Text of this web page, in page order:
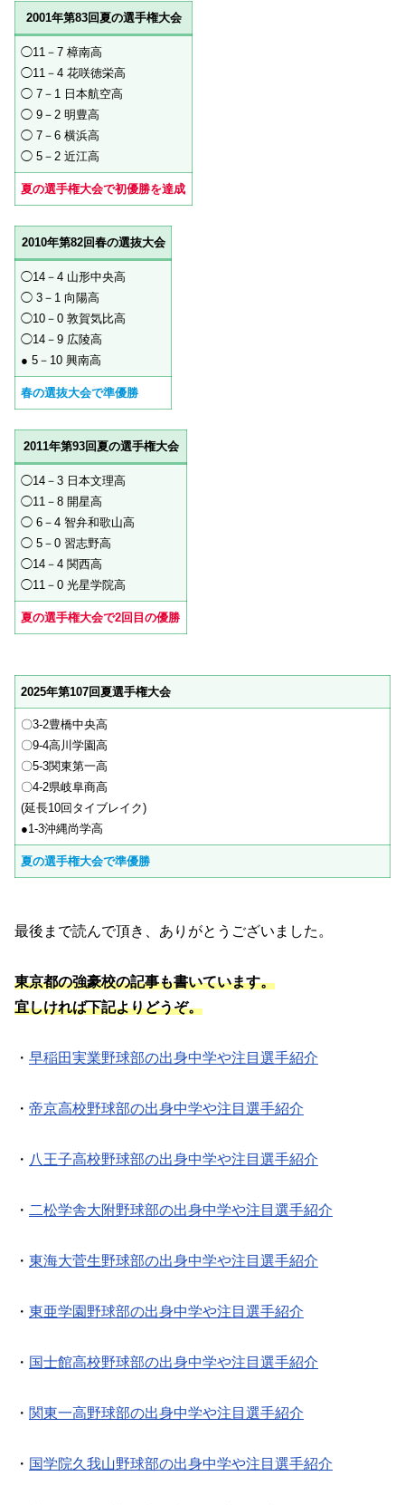
2001年第83回夏の選手権大会
◯11－7 樟南高
◯11－4 花咲徳栄高
◯ 7－1 日本航空高
◯ 9－2 明豊高
◯ 7－6 横浜高
◯ 5－2 近江高
夏の選手権大会で初優勝を達成
2010年第82回春の選抜大会
◯14－4 山形中央高
◯ 3－1 向陽高
◯10－0 敦賀気比高
◯14－9 広陵高
● 5－10 興南高
春の選抜大会で準優勝
2011年第93回夏の選手権大会
◯14－3 日本文理高
◯11－8 開星高
◯ 6－4 智弁和歌山高
◯ 5－0 習志野高
◯14－4 関西高
◯11－0 光星学院高
夏の選手権大会で2回目の優勝
2025年第107回夏選手権大会
〇3-2豊橋中央高
〇9-4高川学園高
〇5-3関東第一高
〇4-2県岐阜商高
(延長10回タイブレイク)
●1-3沖縄尚学高
夏の選手権大会で準優勝
最後まで読んで頂き、ありがとうございました。
東京都の強豪校の記事も書いています。
宜しければ下記よりどうぞ。
・ 早稲田実業野球部の出身中学や注目選手紹介
・ 帝京高校野球部の出身中学や注目選手紹介
・ 八王子高校野球部の出身中学や注目選手紹介
・ 二松学舎大附野球部の出身中学や注目選手紹介
・ 東海大菅生野球部の出身中学や注目選手紹介
・ 東亜学園野球部の出身中学や注目選手紹介
・ 国士館高校野球部の出身中学や注目選手紹介
・ 関東一高野球部の出身中学や注目選手紹介
・ 国学院久我山野球部の出身中学や注目選手紹介